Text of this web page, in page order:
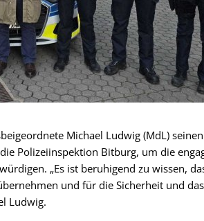
Michael Ludwig (MdL)
Polizeiinspektion Bitburg, um die
„Es ist beruhigend zu wissen,
und für die Sicherheit und
Ludwig.